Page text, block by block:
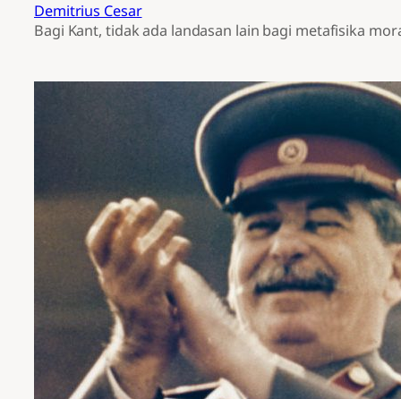
Demitrius Cesar
Bagi Kant, tidak ada landasan lain bagi metafisika